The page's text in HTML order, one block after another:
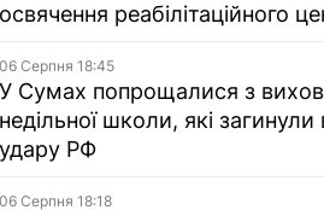
освячення реабілітаційного
06 Серпня 18:45
У Сумах попрощалися з
недільної школи, які загинули
удару РФ
06 Серпня 18:18